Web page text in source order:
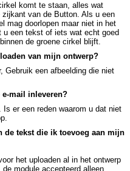
komt te staan, alles wat
van de Button. Als u een
mag doorlopen maar niet in het
een tekst of iets wat echt goed
de groene cirkel blijft.
van mijn ontwerp?
Gebruik een afbeelding die niet
mail inleveren?
er een reden waarom u dat niet
de tekst die ik toevoeg aan mijn
het uploaden al in het ontwerp
module accepteerd alleen